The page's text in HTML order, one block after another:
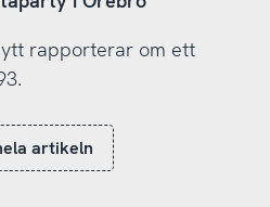
rapporterar om ett
artikeln